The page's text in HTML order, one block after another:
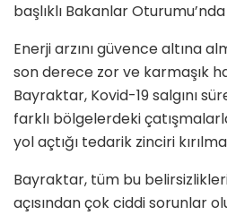
başlıklı Bakanlar
Enerji arzını güvence altına
son derece zor ve karmaşık
Bayraktar, Kovid-19 salgını
farklı bölgelerdeki
yol açtığı tedarik zinciri
Bayraktar, tüm bu
açısından çok ciddi sorunlar